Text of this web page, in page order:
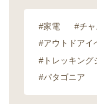
#家電 #チャ
#アウトドアイ
#トレッキング
#パタゴニア